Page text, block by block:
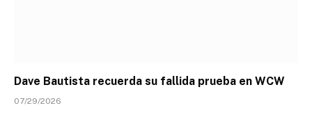
Dave Bautista recuerda su fallida prueba en WCW
07/29/2026